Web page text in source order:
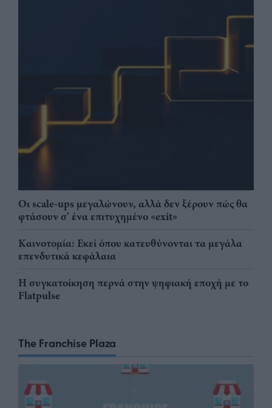
Οι scale-ups μεγαλώνουν, αλλά δεν ξέρουν πώς θα
φτάσουν σ' ένα επιτυχημένο «exit»
Καινοτομία: Εκεί όπου κατευθύνονται τα μεγάλα
επενδυτικά κεφάλαια
Η συγκατοίκηση περνά στην ψηφιακή εποχή με το
Flatpulse
The Franchise Plaza